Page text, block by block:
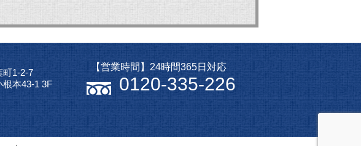
1-2-7
本43-1 3F
【営業時間】24時間365日対応
0120-335-226